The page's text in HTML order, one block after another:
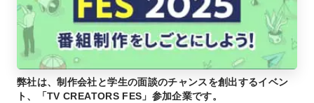
弊社は、制作会社と学生の面談のチャンスを創出するイベン
ト、「TV CREATORS FES」参加企業です。